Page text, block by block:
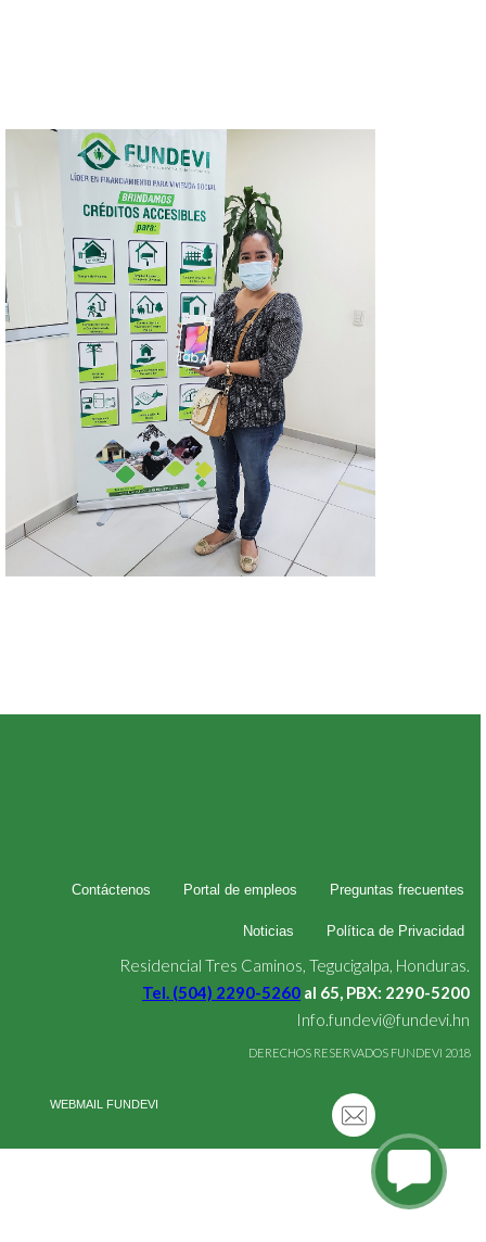
Contáctenos Portal de empleos Preguntas frecuentes
Noticias Política de Privacidad
Residencial Tres Caminos, Tegucigalpa, Honduras.
Tel. (504) 2290-5260 al 65, PBX: 2290-5200
Info.fundevi@fundevi.hn
DERECHOS RESERVADOS FUNDEVI 2018
WEBMAIL FUNDEVI